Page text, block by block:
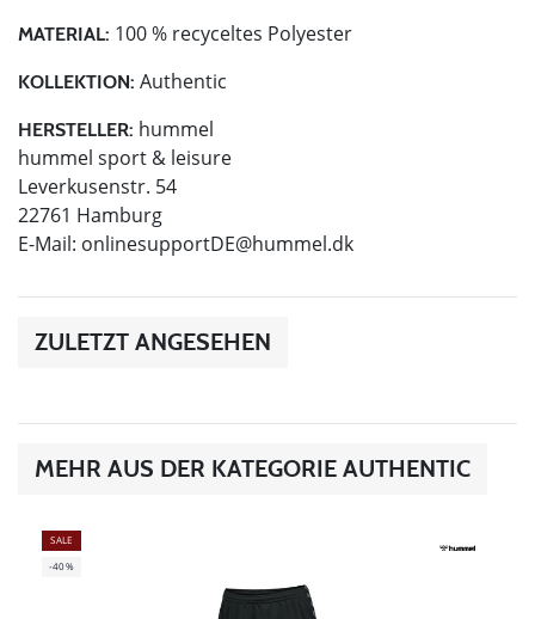
MATERIAL: 100 % recyceltes Polyester
KOLLEKTION: Authentic
HERSTELLER: hummel
hummel sport & leisure
Leverkusenstr. 54
22761 Hamburg
E-Mail: onlinesupportDE@hummel.dk
ZULETZT ANGESEHEN
MEHR AUS DER KATEGORIE AUTHENTIC
SALE
-40%